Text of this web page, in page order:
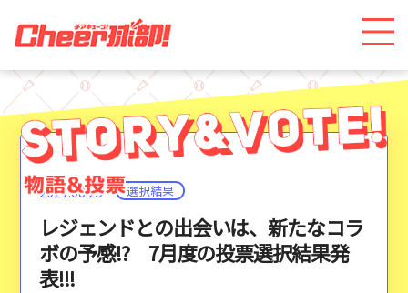
2021.08.25 選択結果
レジェンドとの出会いは、新たなコラ
ボの予感!? 7月度の投票選択結果発
表!!!